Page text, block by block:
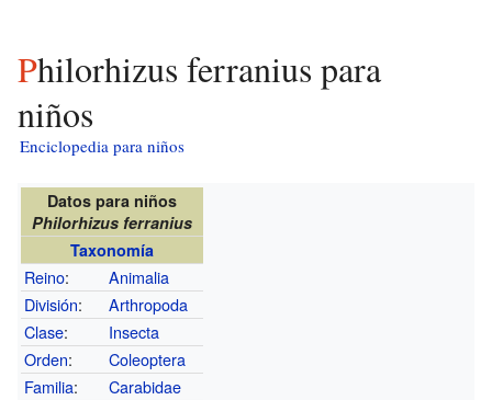
Philorhizus ferranius para
niños
Enciclopedia para niños
Datos para niños
Philorhizus ferranius
Taxonomía
Reino:
Animalia
División:
Arthropoda
Clase:
Insecta
Orden:
Coleoptera
Familia:
Carabidae